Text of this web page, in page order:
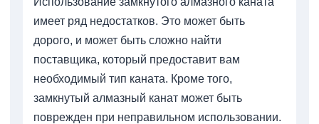
имеет ряд недостатков. Это может быть
дорого, и может быть сложно найти
поставщика, который предоставит вам
необходимый тип каната. Кроме того,
замкнутый алмазный канат может быть
поврежден при неправильном использовании.